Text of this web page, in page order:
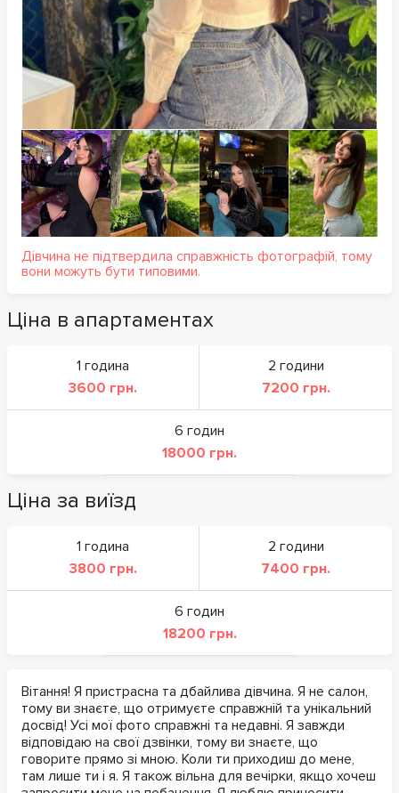
Дівчина не підтвердила справжність фотографій, тому
вони можуть бути типовими.
Ціна в апартаментах
1 година
3600 грн.
2 години
7200 грн.
6 годин
18000 грн.
Ціна за виїзд
1 година
3800 грн.
2 години
7400 грн.
6 годин
18200 грн.
Вітання! Я пристрасна та дбайлива дівчина. Я не салон,
тому ви знаєте, що отримуєте справжній та унікальний
досвід! Усі мої фото справжні та недавні. Я завжди
відповідаю на свої дзвінки, тому ви знаєте, що
говорите прямо зі мною. Коли ти приходиш до мене,
там лише ти і я. Я також вільна для вечірки, якщо хочеш